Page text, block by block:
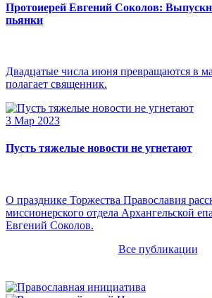
Протоиерей Евгений Соколов:
пьянки
Двадцатые числа июня превращаются в
полагает священник.
3 Мар 2023
Пусть тяжелые новости не угнетают
О празднике Торжества Православия
миссионерского отдела Архангельской
Евгений Соколов.
Все публикации